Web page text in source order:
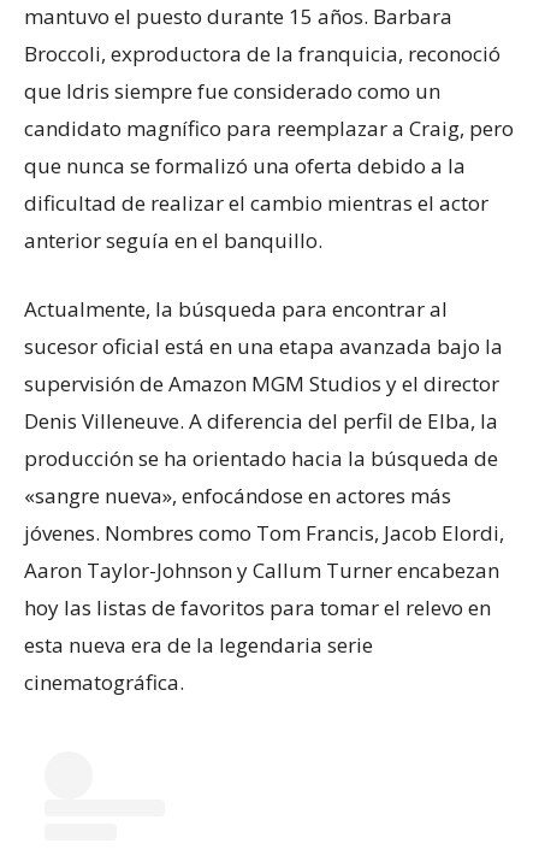
mantuvo el puesto durante 15 años. Barbara
Broccoli, exproductora de la franquicia, reconoció
que Idris siempre fue considerado como un
candidato magnífico para reemplazar a Craig, pero
que nunca se formalizó una oferta debido a la
dificultad de realizar el cambio mientras el actor
anterior seguía en el banquillo.
​Actualmente, la búsqueda para encontrar al
sucesor oficial está en una etapa avanzada bajo la
supervisión de Amazon MGM Studios y el director
Denis Villeneuve. A diferencia del perfil de Elba, la
producción se ha orientado hacia la búsqueda de
«sangre nueva», enfocándose en actores más
jóvenes. Nombres como Tom Francis, Jacob Elordi,
Aaron Taylor-Johnson y Callum Turner encabezan
hoy las listas de favoritos para tomar el relevo en
esta nueva era de la legendaria serie
cinematográfica.